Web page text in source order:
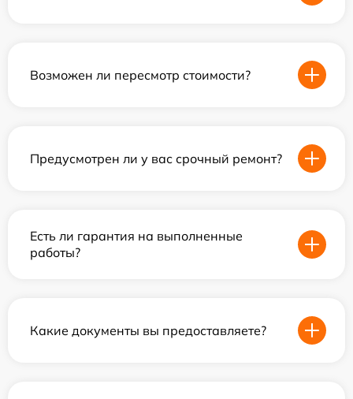
Возможен ли пересмотр стоимости?
Предусмотрен ли у вас срочный ремонт?
Есть ли гарантия на выполненные
работы?
Какие документы вы предоставляете?